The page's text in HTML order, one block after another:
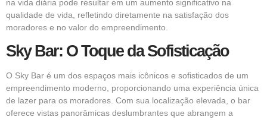
na vida diária pode resultar em um aumento significativo na
qualidade de vida, refletindo diretamente na satisfação dos
moradores e no valor do empreendimento.
Sky Bar: O Toque da Sofisticação
O Sky Bar é um dos espaços mais icônicos e sofisticados de um
empreendimento moderno, proporcionando uma experiência única
de lazer para os moradores. Com sua localização elevada, o bar
oferece vistas panorâmicas deslumbrantes que abrangem a